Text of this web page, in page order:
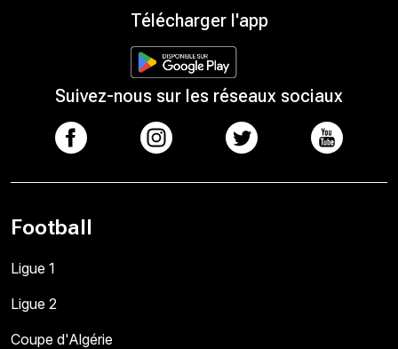
Télécharger l'app
Suivez-nous sur les réseaux sociaux
Football
Ligue 1
Ligue 2
Coupe d'Algérie